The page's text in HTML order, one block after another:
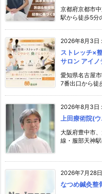
京都府京都市
駅から徒歩5分
2026年8月3日 :
ストレッチ×
サロン アイノ
愛知県名古屋
7番出口から徒
2026年8月3日 :
上田療術院(
大阪府豊中市
線・服部天神
2026年7月28日
なつめ鍼灸整